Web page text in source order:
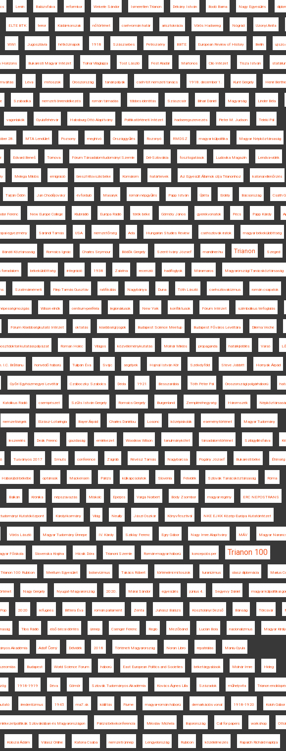
Lenin Balázsfalva reformkor Wekerle Sándor Ismeretlen Trianon Dékány István Bodó Barna Nagy Egyesülés
ELTE BTK terror Kádár-korszak nőtörténet cseh-román határ arisztokrácia Vörös Hadsereg Nógrád Uzonyi Anita
WWI Jugoszlávia hétköznapok 1918 Szászsebes Petrozsény BBTE European Review of History Berlin
Horizons Bukaresti Magyar Intézet Tolnai Világlapja Tost László Fest Aladár Martonos Clio Intézet Tisza István
Léva mítoszok Oroszország tanári pályák cseh-tót nemzeti tanács 1918. december 1. Kunt Gergely Henri
Szabadka nemzeti önrendelkezés román támadás többes identitás Szászcsór Bihari Dániel Magyarság Linder Béla
vagonlakók Gyulafehérvár Habsburg Ottó Alapítvány Politikatörténeti Intézet hadseregszervezés Pieter M. Judson Teleki Pál
28. MTA Lendület Pozsony meghívó Országgyűlés Rozsnyó RMDSZ magyar külpolitika Magyar Népköztársaság
Edvard Beneš Tornova Fórum Társadalomtudományi Szemle Dél-Szlovákia fosztogatások Ludovika Magazin Lendva-vidék
Melega Miklós emigráció breszt-litovszki béke Komárom határtervek Az Egyesült Államok útja Trianonhoz katonai ellenőrzés
Tarján Ödön Jan Chodějovský évforduló Masaryk román népgyűlés Papp István Újléta Erdély Bácsország Csáth
Ferenc New Europe College Klubrádió Európa Rádió török béke Gömöry János gyerekvonatok Pécs Papp Károly
spai egyezmény Sárándi Tamás USA nemzetőrség Ada Hungarian Studies Review csehszlovák iratok magyar békeküldöttség
Bánáti Köztársaság Romsics Ignác Charles Seymour Bödők Gergely Szent-Ivány József mandiner.hu Trianon Szeged
békeküldöttség integráció 1938 Zalatna recenzió hadifoglyok Máramaros Magyarországi Tanácsköztársaság
Szatmárnémeti Filep Tamás Gusztáv ratifikálás Nagybánya Duna Tóth László csehszlovakizmus román csapatok
népességmozgás Wilson elnök centrum-periféria legionáriusok New York konfliktusok Fórum Intézet szimbolikus térfoglalás
Fórum Kisebbségkutató Intézet oktatás kisebbségi jogok Budapest Science Meetup Budapest Főváros Levéltára Dilema Veche
kutatási pályázat Roman Holec Világos közvéleménykutatás Molnár Miklós propaganda határkijelölés Varsó
I.C. Brătianu honvédő háború Tulipán Éva Svájc segélyek Hajnal István Kör Székelyföld Steve Jobbitt Hornyák Árpád
Győri Egyházmegyei Levéltár Czáboczky Szabolcs Déda 1921 Besszarábia Tóth Péter Pál Oroszországi polgárháború
Katolikus Rádió csempészet Szűts István Gergely Romsics Gergely Burgenland Zempléni-hegység Háromszék
nemzetiségek Elzász-Lotaringia Bayer Árpád Charles Daniélou Losonc középiskolák eseménytörténet Magyar Tudomány
leszerelés Deák Ferenc gazdaság emlékezet Woodrow Wilson tanulmánykötet társadalomtörténet Szilágyillésfalva
Tusványos 2017 Smuts conference Zágráb Révész Tamás Nagybarcsa Pogány József Bukaresti béke Éhínség
Háborúból békébe optánsok Mackensen Párizs külkapcsolatok Slovenia Felvidék Szlovák Tanácsköztársaság Róma
Balkán Krónika népszavazás Miskolc Eperjes Varga Norbert Bódy Zsombor magyar regény ERC NEPOSTRANS
Kutatóközpont Károlyi-kormány Világ Neuilly Jászi Oszkár Könyvfesztivál NKE EJKK Közép-Európa Kutatóintézet
Vörös László Magyar Tudomány Ünnepe IV. Károly Sziklay Ferenc Egry Gábor Nagy Imre Alapítvány MÁV Magyar
Főiskola Slovenska Krajina Hicsik Dóra Trianoni Szemle Román-magyar háború koncepciós per Trianon 100
Trianon 100 Rubicon Meritum Egyesület bolsevizmus Takács Róbert történelmi mítoszok turanizmus olasz diplomácia Marius
Nagy Gergely Nyugat-Magyarország 2020. Márai Sándor egyesülés június 4. Segyevy Dániel magyar külpolitikai
2020 refugees Bittera Éva román parlament Zenta Juhász Balázs Kosztolányi Dezső Bánság Törcsvár
Tilos Rádió első bécsi döntés ünnep Csenger Ferenc Regio Mezőbánd Lucian Boia nacionalizmus Magyar
Akadémia Adolf Černý Délvidék 2018 Történeti Magyarország Noran Libro repatriálás Maniu Gyula
Budapest World Science Forum háború East European Politics and Societies béketárgyalások Molnár Imre Hideg
1918-1919 Déva Gömör Szlovák Tudományos Akadémia Kovács Ágnes Lilla Századok műhelyvita Trianon
irredentizmus 1945 ma7.sk kiállítás Fiume magyar-román háború demarkációs vonal 1918-1920 Koloh Gábor
Szlovákiában és Magyarországon Párizsi békekonferencia Miroslav Michela Bajorország Call for papers workshop
Kolozsi Ádám Válasz Online Katona Csaba nemzeti ünnep Lengyelország Rubicon közélelmezés Rapaich Richárd naplója